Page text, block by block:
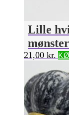
Lille
21,00 kr.